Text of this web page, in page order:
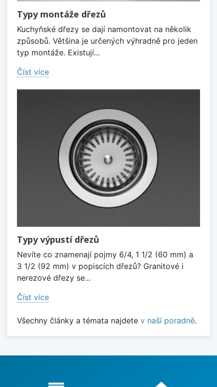
Typy montáže dřezů
Kuchyňské dřezy se dají namontovat na několik
způsobů. Většina je určených výhradně pro jeden
typ montáže. Existují...
Číst více
Typy výpustí dřezů
Nevíte co znamenají pojmy 6/4, 1 1/2 (60 mm) a
3 1/2 (92 mm) v popiscích dřezů? Granitové i
nerezové dřezy se...
Číst více
Všechny články a témata najdete v naší poradně.
Proč nakupovat u nás?